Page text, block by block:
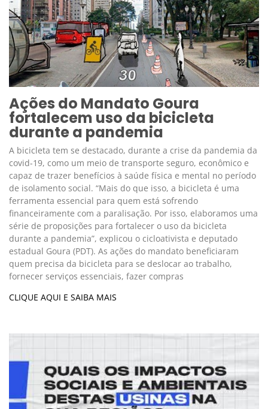
Ações do Mandato Goura
fortalecem uso da bicicleta
durante a pandemia
A bicicleta tem se destacado, durante a crise da pandemia da
covid-19, como um meio de transporte seguro, econômico e
capaz de trazer benefícios à saúde física e mental no período
de isolamento social. “Mais do que isso, a bicicleta é uma
ferramenta essencial para quem está sofrendo
financeiramente com a paralisação. Por isso, elaboramos uma
série de proposições para fortalecer o uso da bicicleta
durante a pandemia”, explicou o cicloativista e deputado
estadual Goura (PDT). As ações do mandato beneficiaram
quem precisa da bicicleta para se deslocar ao trabalho,
fornecer serviços essenciais, fazer compras
CLIQUE AQUI E SAIBA MAIS